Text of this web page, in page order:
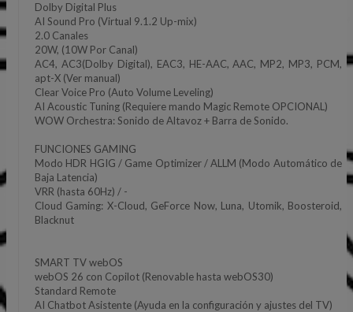
Dolby Digital Plus
AI Sound Pro (Virtual 9.1.2 Up-mix)
2.0 Canales
20W, (10W Por Canal)
AC4, AC3(Dolby Digital), EAC3, HE-AAC, AAC, MP2, MP3, PCM,
apt-X (Ver manual)
Clear Voice Pro (Auto Volume Leveling)
AI Acoustic Tuning (Requiere mando Magic Remote OPCIONAL)
WOW Orchestra: Sonido de Altavoz + Barra de Sonido.
FUNCIONES GAMING
Modo HDR HGIG / Game Optimizer / ALLM (Modo Automático de
Baja Latencia)
VRR (hasta 60Hz) / -
Cloud Gaming: X-Cloud, GeForce Now, Luna, Utomik, Boosteroid,
Blacknut
SMART TV webOS
webOS 26 con Copilot (Renovable hasta webOS30)
Standard Remote
AI Chatbot Asistente (Ayuda en la configuración y ajustes del TV)